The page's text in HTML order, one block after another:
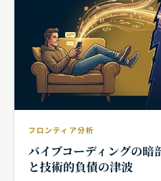
フロンティア分析
バイブコーディングの
と技術的負債の津波